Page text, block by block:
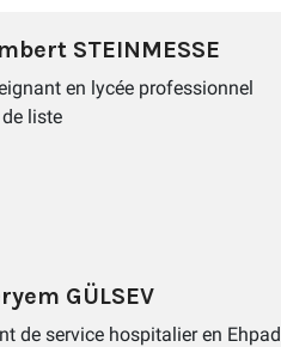
STEINMESSE
en lycée professionnel
liste
GÜLSEV
de service hospitalier en Ehpad